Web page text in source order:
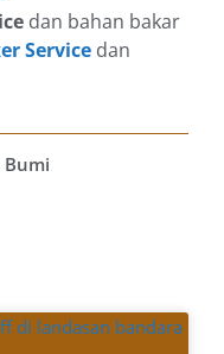
dan bahan bakar
Service dan